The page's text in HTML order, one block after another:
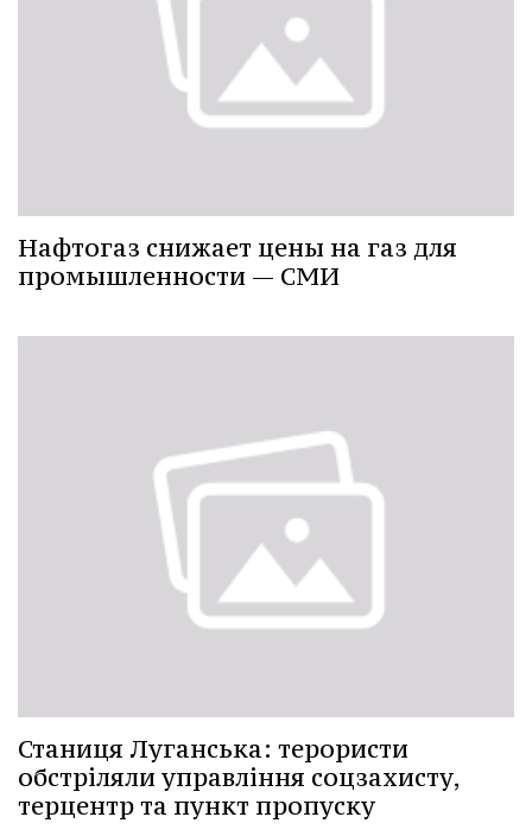
Нафтогаз снижает цены на газ для
промышленности — СМИ
Станиця Луганська: терористи
обстріляли управління соцзахисту,
терцентр та пункт пропуску